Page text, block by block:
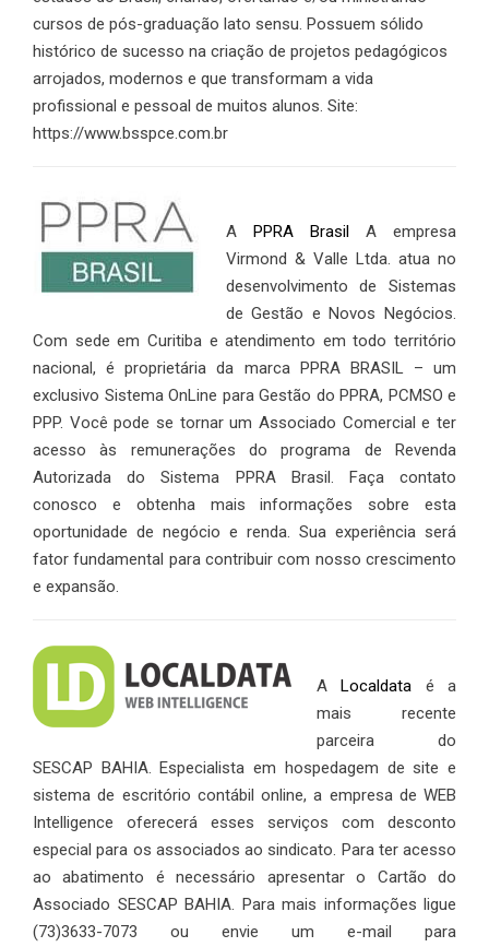
cursos de pós-graduação lato sensu. Possuem sólido
histórico de sucesso na criação de projetos pedagógicos
arrojados, modernos e que transformam a vida
profissional e pessoal de muitos alunos. Site:
https://www.bsspce.com.br
A PPRA BrasilA empresa
Virmond & Valle Ltda. atua no
desenvolvimento de Sistemas
de Gestão e Novos Negócios.
Com sede em Curitiba e atendimento em todo território
nacional, é proprietária da marca PPRA BRASIL – um
exclusivo Sistema OnLine para Gestão do PPRA, PCMSO e
PPP. Você pode se tornar um Associado Comercial e ter
acesso às remunerações do programa de Revenda
Autorizada do Sistema PPRA Brasil. Faça contato
conosco e obtenha mais informações sobre esta
oportunidade de negócio e renda. Sua experiência será
fator fundamental para contribuir com nosso crescimento
e expansão.
A Localdata é a
mais recente
parceira do
SESCAP BAHIA. Especialista em hospedagem de site e
sistema de escritório contábil online, a empresa de WEB
Intelligence oferecerá esses serviços com desconto
especial para os associados ao sindicato. Para ter acesso
ao abatimento é necessário apresentar o Cartão do
Associado SESCAP BAHIA. Para mais informações ligue
(73)3633-7073 ou envie um e-mail para